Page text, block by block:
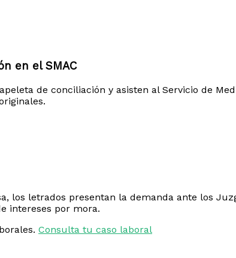
en el SMAC
de conciliación y asisten al Servicio de
los letrados presentan la demanda ante los
intereses por mora.
Consulta tu caso laboral